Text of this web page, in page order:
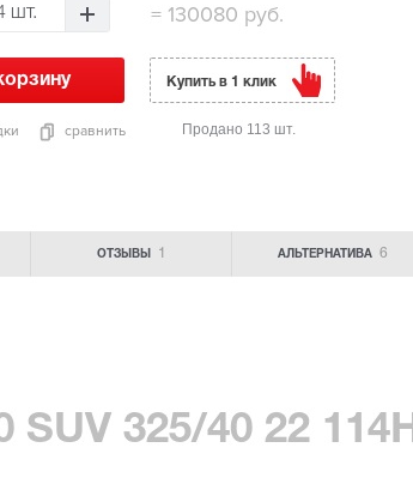
шт. =130080 руб.
сравнить
Купить в 1 клик
Продано 113 шт.
ОТЗЫВЫ 1 АЛЬТЕРНАТИВА 6
SUV 325/40 22 114H